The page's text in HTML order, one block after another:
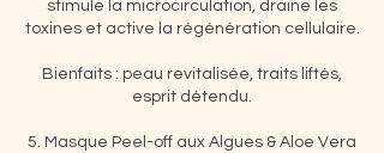
stimule la microcirculation, draine les
toxines et active la régénération cellulaire.
Bienfaits : peau revitalisée, traits liftés,
esprit détendu.
5. Masque Peel-off aux Algues & Aloe Vera